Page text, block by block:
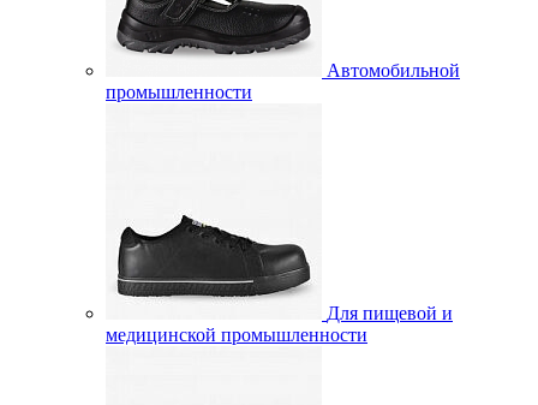
Автомобильной
промышленности
Для пищевой и
медицинской промышленности